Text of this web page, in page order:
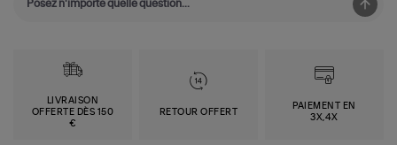
LIVRAISON
OFFERTE DÈS 150
€
RETOUR OFFERT
PAIEMENT EN
3X,4X